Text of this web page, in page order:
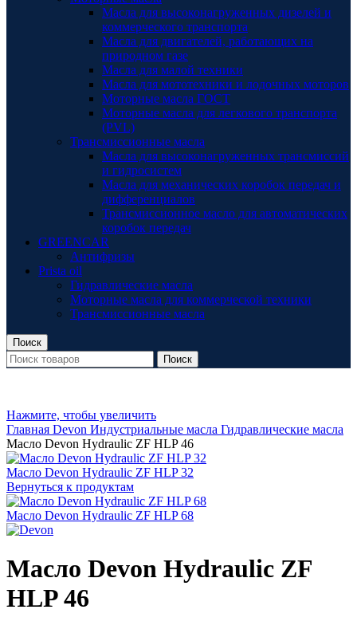
Масла для высоконагруженных дизелей и
коммерческого транспорта
Масла для двигателей, работающих на
природном газе
Масла для малой техники
Масла для мототехники и лодочных моторов
Моторные масла ГОСТ
Моторные масла для легкового транспорта
(PVL)
Трансмиссионные масла
Масла для высоконагруженных трансмиссий
и гидросистем
Масла для механических коробок передач и
дифференциалов
Трансмиссионное масло для автоматических
коробок передач
GREENCAR
Антифризы
Prista oil
Гидравлические масла
Моторные масла для коммерческой техники
Трансмиссионные масла
Поиск
Поиск
Нажмите, чтобы увеличить
Главная Devon Индустриальные масла Гидравлические масла
Масло Devon Hydraulic ZF HLP 46
Масло Devon Hydraulic ZF HLP 32
Вернуться к продуктам
Масло Devon Hydraulic ZF HLP 68
Масло Devon Hydraulic ZF
HLP 46